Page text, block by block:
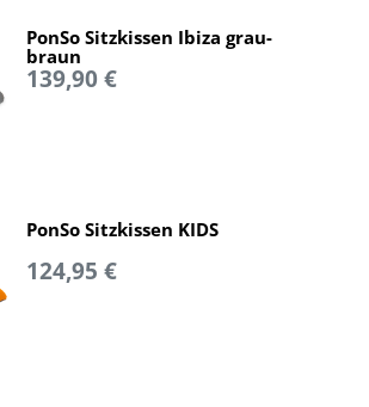
PonSo Sitzkissen Ibiza grau-
braun
139,90 €
PonSo Sitzkissen KIDS
124,95 €